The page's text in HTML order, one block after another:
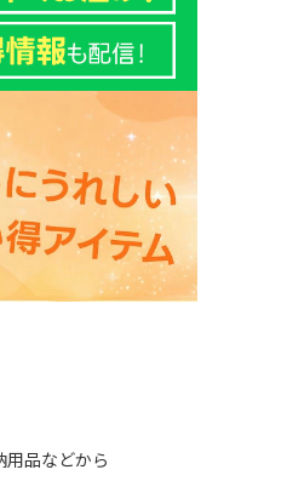
品などから